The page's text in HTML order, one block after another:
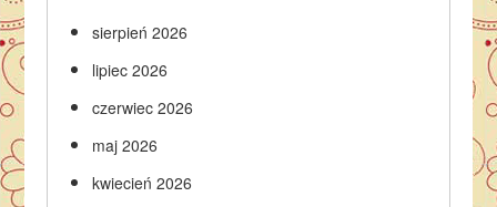
sierpień 2026
lipiec 2026
czerwiec 2026
maj 2026
kwiecień 2026